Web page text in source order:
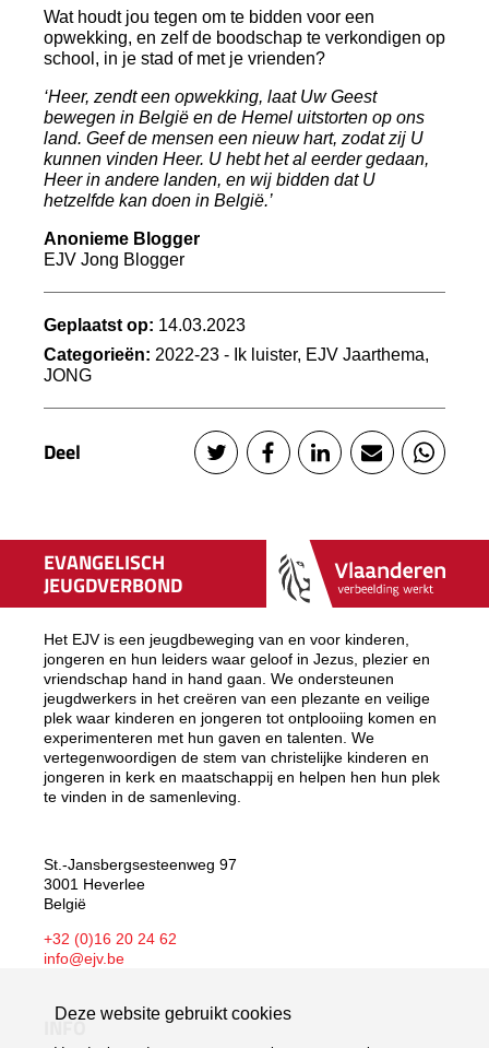
Wat houdt jou tegen om te bidden voor een
opwekking, en zelf de boodschap te verkondigen op
school, in je stad of met je vrienden?
‘Heer, zendt een opwekking, laat Uw Geest
bewegen in België en de Hemel uitstorten op ons
land. Geef de mensen een nieuw hart, zodat zij U
kunnen vinden Heer. U hebt het al eerder gedaan,
Heer in andere landen, en wij bidden dat U
hetzelfde kan doen in België.’
Anonieme Blogger
EJV Jong Blogger
Geplaatst op: 14.03.2023
Categorieën: 2022-23 - Ik luister, EJV Jaarthema,
JONG
Deel
EVANGELISCH
JEUGDVERBOND
Het EJV is een jeugdbeweging van en voor kinderen,
jongeren en hun leiders waar geloof in Jezus, plezier en
vriendschap hand in hand gaan. We ondersteunen
jeugdwerkers in het creëren van een plezante en veilige
plek waar kinderen en jongeren tot ontplooiing komen en
experimenteren met hun gaven en talenten. We
vertegenwoordigen de stem van christelijke kinderen en
jongeren in kerk en maatschappij en helpen hen hun plek
te vinden in de samenleving.
St.-Jansbergsesteenweg 97
3001 Heverlee
België
+32 (0)16 20 24 62
info@ejv.be
INFO
Deze website gebruikt cookies